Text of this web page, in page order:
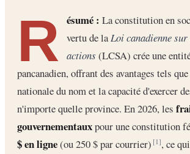
R ésumé : La constitution en
vertu de laLoi canadienne
actions (LCSA) crée une
pancanadien, offrant des avantages tels
nationale du nom et la capacité d'exercer
n'importe quelle province. En 2026, les
gouvernementauxpour une constitution
$ en ligne(ou 250 $ par courrier)[1], ce